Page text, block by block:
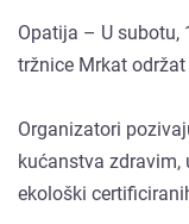
Opatija – U subotu,
tržnice Mrkat
Organizatori
kućanstva
ekološki